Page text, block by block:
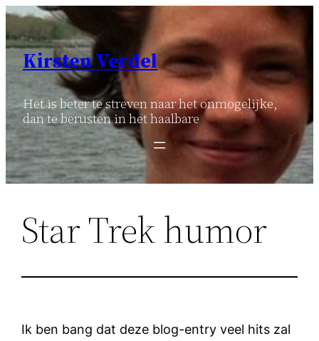
Ga
naar
inhoud
Kirsten Verdel
Het is beter te streven naar het onmogelijke,
dan te berusten in het haalbare
Star Trek humor
Ik ben bang dat deze blog-entry veel hits zal